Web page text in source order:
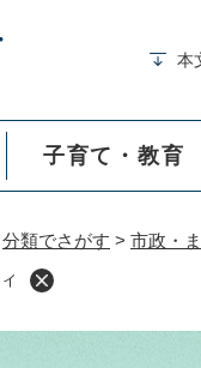
本
子育て・教育
分類でさがす > 市政・